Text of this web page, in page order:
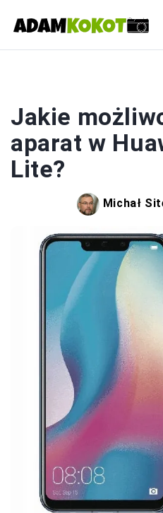
Jakie
aparat w
Lite?
Michał